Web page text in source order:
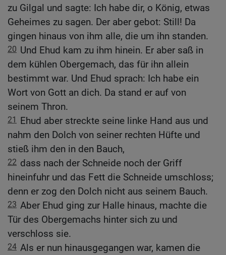
zu Gilgal und sagte: Ich habe dir, o König, etwas
Geheimes zu sagen. Der aber gebot: Still! Da
gingen hinaus von ihm alle, die um ihn standen.
20 Und Ehud kam zu ihm hinein. Er aber saß in
dem kühlen Obergemach, das für ihn allein
bestimmt war. Und Ehud sprach: Ich habe ein
Wort von Gott an dich. Da stand er auf von
seinem Thron.
21 Ehud aber streckte seine linke Hand aus und
nahm den Dolch von seiner rechten Hüfte und
stieß ihm den in den Bauch,
22 dass nach der Schneide noch der Griff
hineinfuhr und das Fett die Schneide umschloss;
denn er zog den Dolch nicht aus seinem Bauch.
23 Aber Ehud ging zur Halle hinaus, machte die
Tür des Obergemachs hinter sich zu und
verschloss sie.
24 Als er nun hinausgegangen war, kamen die